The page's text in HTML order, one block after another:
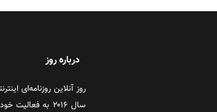
درباره روز
سال ۲۰۱۶ به